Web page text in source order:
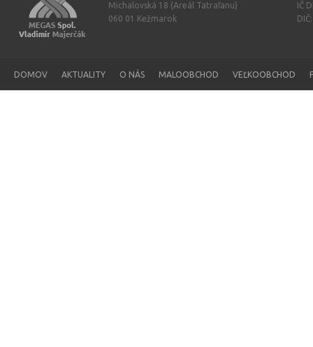
Michalovská 18 (Areál Tatraľanu)
060 01 Kežmarok
IČ
DOMOV AKTUALITY O NÁS MALOOBCHOD VEĽKOOBCHOD